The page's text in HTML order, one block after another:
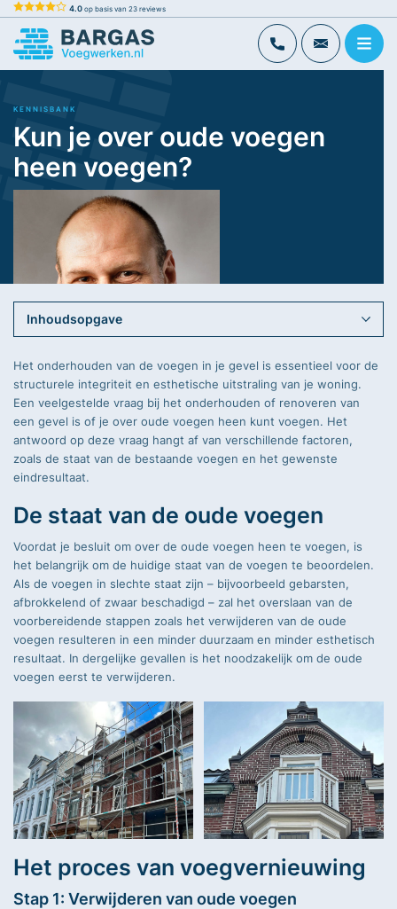
Skip
content
4.0 op basis van 23 reviews
Bargas Voegwerken
Voor al uw voegwerk
KENNISBANK
Kun je over oude voegen
heen voegen?
Geschreven door
Robinson
Datum
Leestijd
Inhoudsopgave
Het onderhouden van de voegen in je gevel is essentieel voor de
structurele integriteit en esthetische uitstraling van je woning.
Een veelgestelde vraag bij het onderhouden of renoveren van
een gevel is of je over oude voegen heen kunt voegen. Het
antwoord op deze vraag hangt af van verschillende factoren,
zoals de staat van de bestaande voegen en het gewenste
eindresultaat.
De staat van de oude voegen
Voordat je besluit om over de oude voegen heen te voegen, is
het belangrijk om de huidige staat van de voegen te beoordelen.
Als de voegen in slechte staat zijn – bijvoorbeeld gebarsten,
afbrokkelend of zwaar beschadigd – zal het overslaan van de
voorbereidende stappen zoals het verwijderen van de oude
voegen resulteren in een minder duurzaam en minder esthetisch
resultaat. In dergelijke gevallen is het noodzakelijk om de oude
voegen eerst te verwijderen.
Het proces van voegvernieuwing
Stap 1: Verwijderen van oude voegen